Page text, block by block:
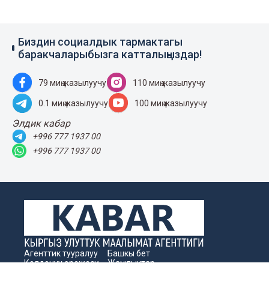
Биздин социалдык тармактагы
баракчаларыбызга катталыңыздар!
79 миң жазылуучу 110 миң жазылуучу
0.1 миң жазылуучу 100 миң жазылуучу
Элдик кабар
+996 777 1937 00
+996 777 1937 00
Агенттик тууралуу
Колдонуу эрежеси
Башкы бет
Жаңылыктар